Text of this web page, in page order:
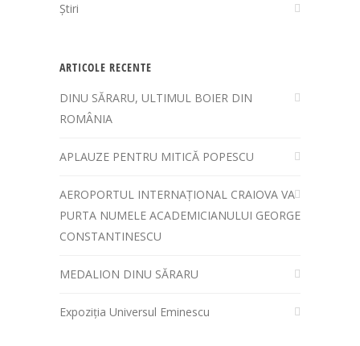
Știri
ARTICOLE RECENTE
DINU SĂRARU, ULTIMUL BOIER DIN
ROMÂNIA
APLAUZE PENTRU MITICĂ POPESCU
AEROPORTUL INTERNAȚIONAL CRAIOVA VA
PURTA NUMELE ACADEMICIANULUI GEORGE
CONSTANTINESCU
MEDALION DINU SĂRARU
Expoziția Universul Eminescu